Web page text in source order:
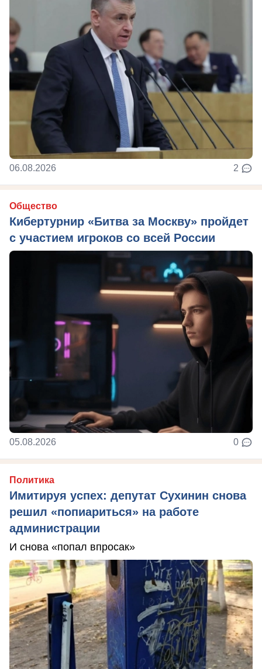
06.08.2026 2
Общество
Кибертурнир «Битва за Москву» пройдет
с участием игроков со всей России
05.08.2026 0
Политика
Имитируя успех: депутат Сухинин снова
решил «попиариться» на работе
администрации
И снова «попал впросак»